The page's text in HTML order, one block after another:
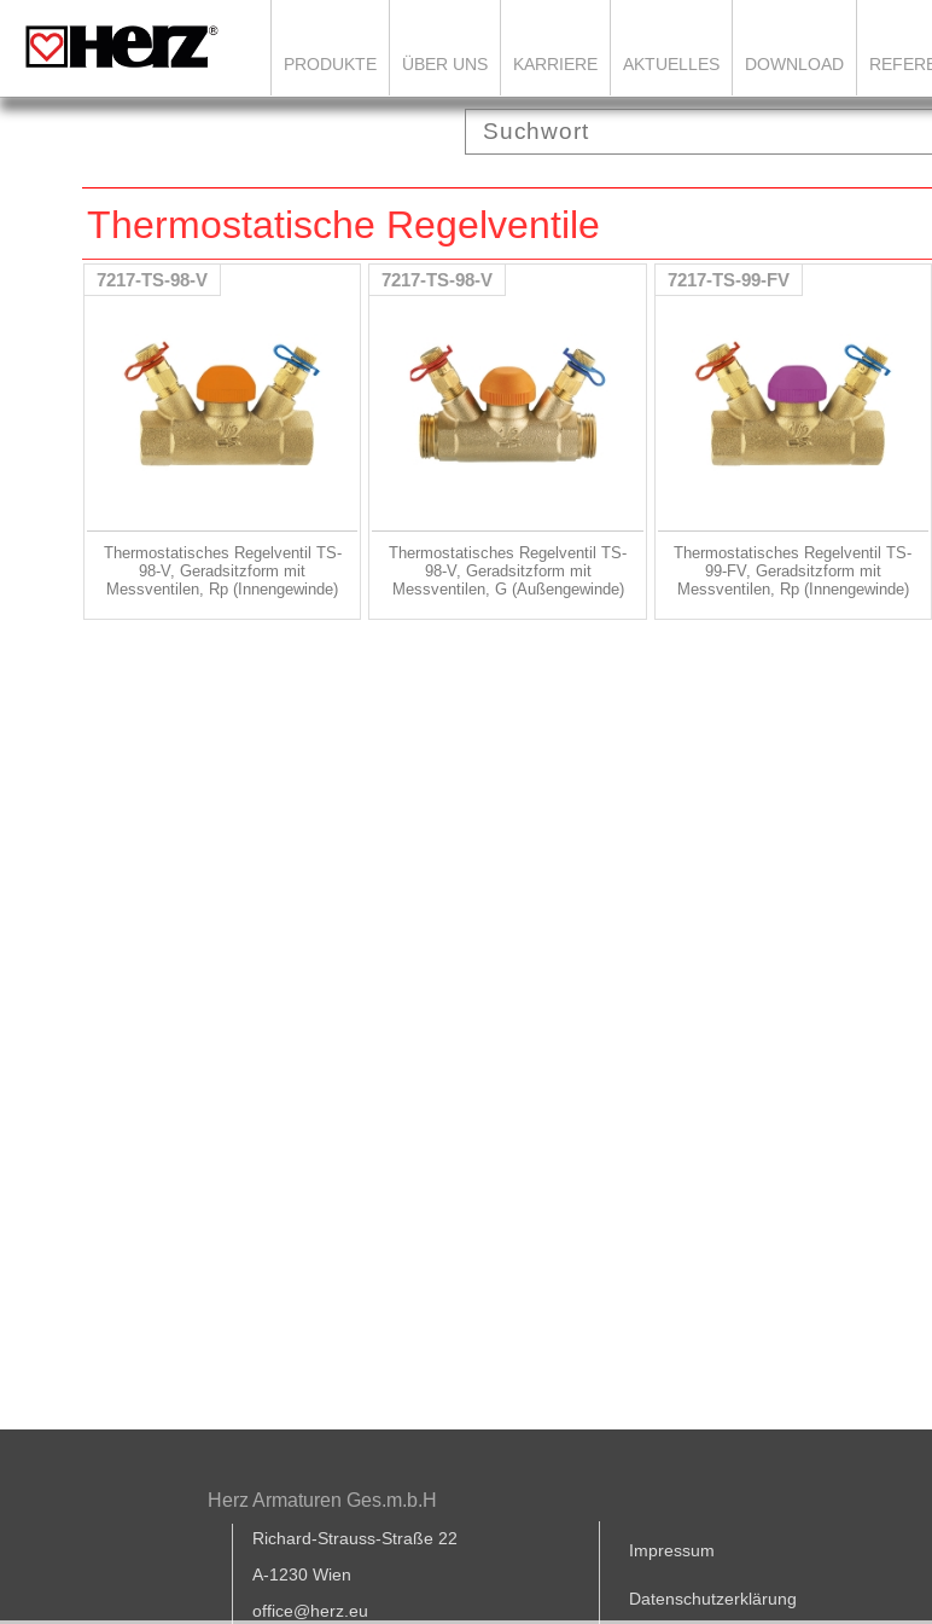
PRODUKTE ÜBER UNS KARRIERE AKTUELLES DOWNLOAD
Thermostatische Regelventile
7217-TS-98-V
Thermostatisches Regelventil TS-
98-V, Geradsitzform mit
Messventilen, Rp (Innengewinde)
7217-TS-98-V
Thermostatisches Regelventil TS-
98-V, Geradsitzform mit
Messventilen, G (Außengewinde)
7217-TS-99-FV
Thermostatisches Regelventil TS-
99-FV, Geradsitzform mit
Messventilen, Rp (Innengewinde)
Herz Armaturen Ges.m.b.H
Richard-Strauss-Straße 22
A-1230 Wien
office@herz.eu
Impressum
Datenschutzerklärung